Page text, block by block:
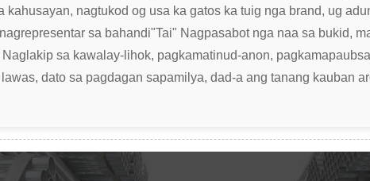
kahusayan, nagtukod og usa ka gatos ka tuig nga brand, ug
sa bahandi"Tai" Nagpasabot nga naa sa bukid,
sa kawalay-lihok, pagkamatinud-anon,
dato sa pagdagan sapamilya, dad-a ang tanang kauban